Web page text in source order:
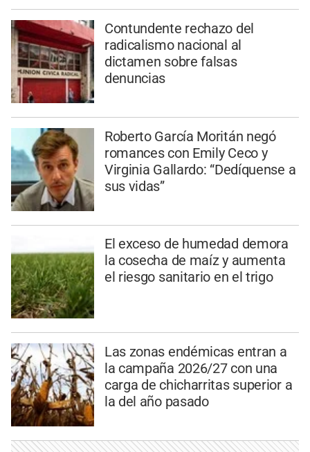
Contundente rechazo del
radicalismo nacional al
dictamen sobre falsas
denuncias
Roberto García Moritán negó
romances con Emily Ceco y
Virginia Gallardo: “Dedíquense a
sus vidas”
El exceso de humedad demora
la cosecha de maíz y aumenta
el riesgo sanitario en el trigo
Las zonas endémicas entran a
la campaña 2026/27 con una
carga de chicharritas superior a
la del año pasado